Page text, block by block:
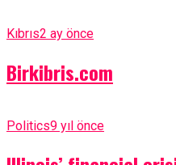
Kıbrıs2 ay önce
Birkibris.com
Politics9 yıl önce